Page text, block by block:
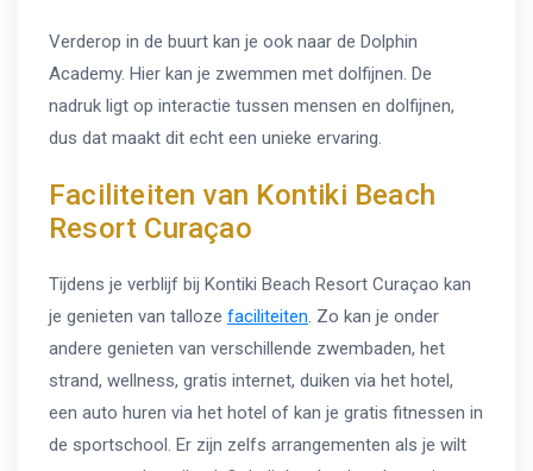
Verderop in de buurt kan je ook naar de Dolphin
Academy. Hier kan je zwemmen met dolfijnen. De
nadruk ligt op interactie tussen mensen en dolfijnen,
dus dat maakt dit echt een unieke ervaring.
Faciliteiten van Kontiki Beach
Resort Curaçao
Tijdens je verblijf bij Kontiki Beach Resort Curaçao kan
je genieten van talloze faciliteiten. Zo kan je onder
andere genieten van verschillende zwembaden, het
strand, wellness, gratis internet, duiken via het hotel,
een auto huren via het hotel of kan je gratis fitnessen in
de sportschool. Er zijn zelfs arrangementen als je wilt